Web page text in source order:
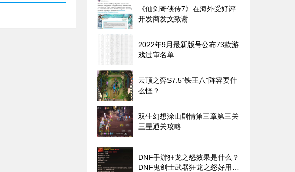
《仙剑奇侠传7》在海外受好评
开发商发文致谢
2022年9月最新版号公布73款游
戏过审名单
云顶之弈S7.5“铁王八”阵容要什
么怪？
双生幻想涂山剧情第三章第三关
三星通关攻略
DNF手游狂龙之怒效果是什么？
DNF鬼剑士武器狂龙之怒好用